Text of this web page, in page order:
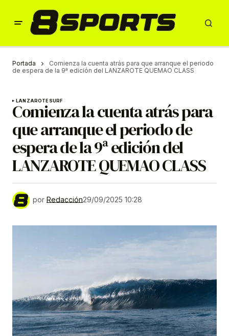
Portada
Comienza la cuenta atrás para que arranque el periodo
de espera de la 9ª edición del LANZAROTE QUEMAO CLASS
LANZAROTESURF
Comienza la cuenta atrás para
que arranque el periodo de
espera de la 9ª edición del
LANZAROTE QUEMAO CLASS
por Redacción29/09/2025 10:28